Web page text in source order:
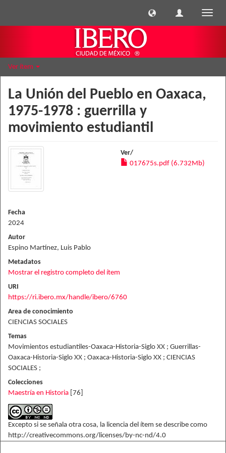
Ver ítem
La Unión del Pueblo en Oaxaca,
1975-1978 : guerrilla y
movimiento estudiantil
Ver/
017675s.pdf (6.732Mb)
Fecha
2024
Autor
Espino Martínez, Luis Pablo
Metadatos
Mostrar el registro completo del ítem
URI
https://ri.ibero.mx/handle/ibero/6760
Area de conocimiento
CIENCIAS SOCIALES
Temas
Movimientos estudiantiles-Oaxaca-Historia-Siglo XX ; Guerrillas-
Oaxaca-Historia-Siglo XX ; Oaxaca-Historia-Siglo XX ; CIENCIAS
SOCIALES ;
Colecciones
Maestría en Historia [76]
Excepto si se señala otra cosa, la licencia del ítem se describe como
http://creativecommons.org/licenses/by-nc-nd/4.0